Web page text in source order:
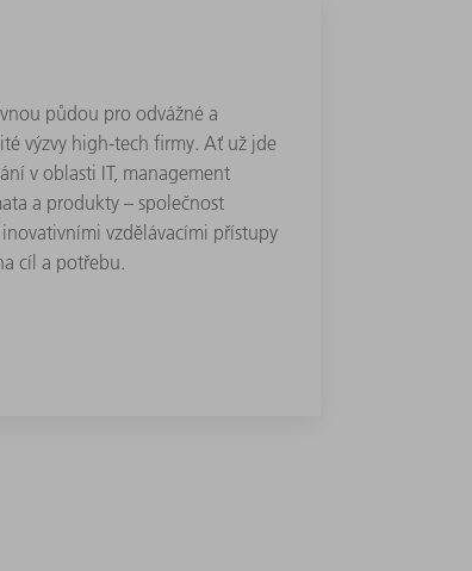
půdou pro odvážné a
výzvy high-tech firmy. Ať už jde
v oblasti IT, management
a produkty – společnost
vzdělávacími přístupy
cíl a potřebu.